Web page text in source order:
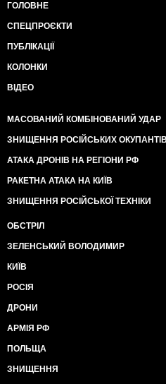
ГОЛОВНЕ
СПЕЦПРОЄКТИ
ПУБЛІКАЦІЇ
КОЛОНКИ
ВІДЕО
МАСОВАНИЙ КОМБІНОВАНИЙ УДАР
ЗНИЩЕННЯ РОСІЙСЬКИХ ОКУПАНТІВ
АТАКА ДРОНІВ НА РЕГІОНИ РФ
РАКЕТНА АТАКА НА КИЇВ
ЗНИЩЕННЯ РОСІЙСЬКОЇ ТЕХНІКИ
ОБСТРІЛ
ЗЕЛЕНСЬКИЙ ВОЛОДИМИР
КИЇВ
РОСІЯ
ДРОНИ
АРМІЯ РФ
ПОЛЬЩА
ЗНИЩЕННЯ